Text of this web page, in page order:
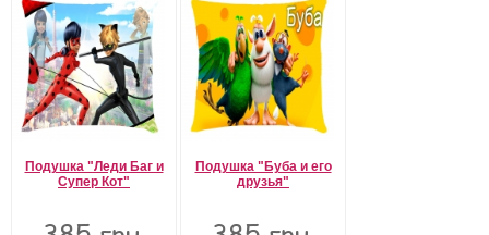
Подушка "Леди Баг и
Супер Кот"
Подушка "Буба и его
друзья"